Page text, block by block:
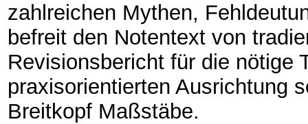
zahlreichen Mythen,
befreit den Notentext von
Revisionsbericht für die nötige
praxisorientierten Ausrichtung
Breitkopf Maßstäbe.